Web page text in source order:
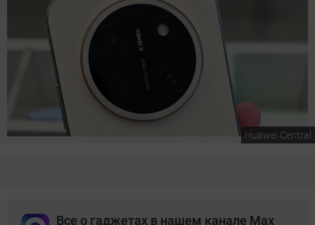
Huawei Central
Все о гаджетах в нашем канале Max